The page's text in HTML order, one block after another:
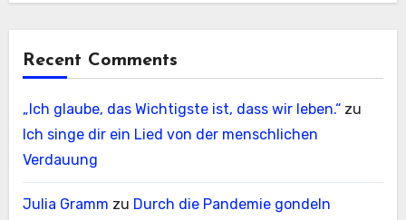
Recent Comments
„Ich glaube, das Wichtigste ist, dass wir leben.“zu
Ich singe dir ein Lied von der menschlichen
Verdauung
Julia Gramm zu Durch die Pandemie gondeln